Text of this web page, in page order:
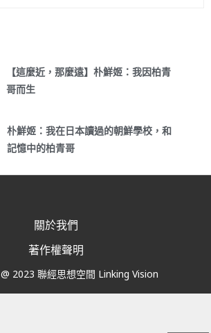
【這麼近，那麼遠】朴鮮姬：我因柏青
哥而生
朴鮮姬：我在日本讀過的朝鮮學校，和
記憶中的柏青哥
關於我們
著作權聲明
@ 2023 聯經思想空間 Linking Vision